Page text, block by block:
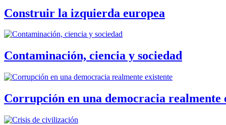
Construir la izquierda europea
Contaminación, ciencia y sociedad
Corrupción en una democracia realmente